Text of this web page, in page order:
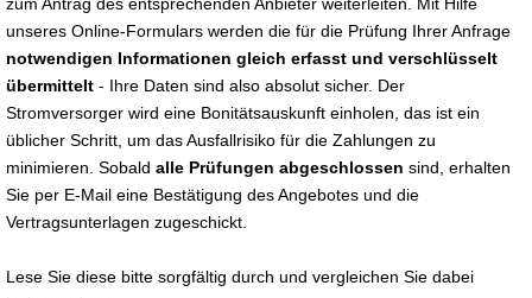
unseres Online-Formulars werden die für die Prüfung Ihrer Anfrage
notwendigen Informationen gleich erfasst und verschlüsselt
übermittelt - Ihre Daten sind also absolut sicher. Der
Stromversorger wird eine Bonitätsauskunft einholen, das ist ein
üblicher Schritt, um das Ausfallrisiko für die Zahlungen zu
minimieren. Sobald alle Prüfungen abgeschlossen sind, erhalten
Sie per E-Mail eine Bestätigung des Angebotes und die
Vertragsunterlagen zugeschickt.
Lese Sie diese bitte sorgfältig durch und vergleichen Sie dabei